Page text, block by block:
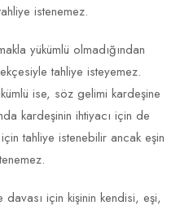
istenemez.
yükümlü olmadığından
tahliye isteyemez.
ise, söz gelimi kardeşine
kardeşinin ihtiyacı için de
tahliye istenebilir ancak eşin
için kişinin kendisi, eşi,